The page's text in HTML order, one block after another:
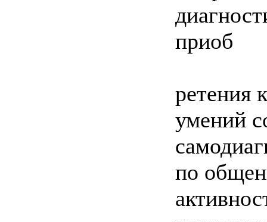
приоб
ретения
умений
по